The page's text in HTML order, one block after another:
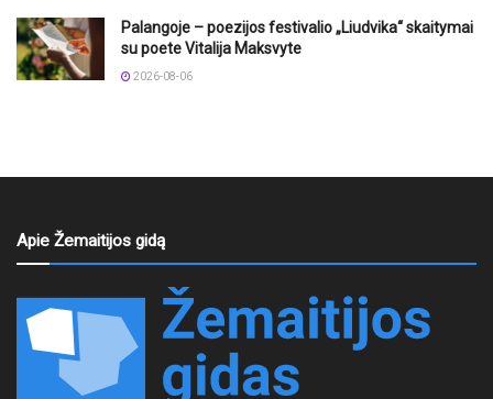
Palangoje – poezijos festivalio „Liudvika“ skaitymai
su poete Vitalija Maksvyte
2026-08-06
Apie Žemaitijos gidą